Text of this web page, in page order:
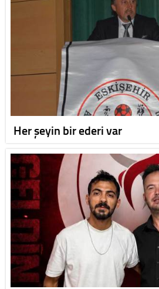
Her şeyin bir ederi var